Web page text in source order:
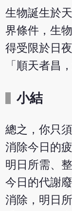
生物誕生於
界條件，生
得受限於日
「順天者昌
小結
總之，你只
消除今日的
明日所需、
今日的代謝
消除，明日